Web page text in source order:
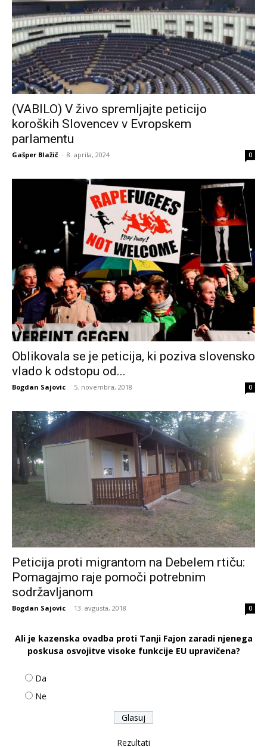
(VABILO) V živo spremljajte peticijo
koroških Slovencev v Evropskem
parlamentu
Gašper Blažič - 8. aprila, 2024 0
Oblikovala se je peticija, ki poziva slovensko
vlado k odstopu od...
Bogdan Sajovic - 5. novembra, 2018 0
Peticija proti migrantom na Debelem rtiču:
Pomagajmo raje pomoči potrebnim
sodržavljanom
Bogdan Sajovic - 13. avgusta, 2018 0
Ali je kazenska ovadba proti Tanji Fajon zaradi njenega
poskusa osvojitve visoke funkcije EU upravičena?
Da
Ne
Rezultati